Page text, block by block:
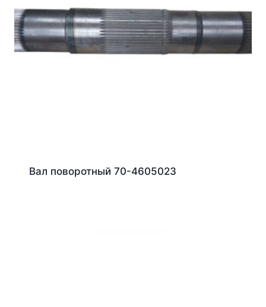
Вал поворотный 70-4605023